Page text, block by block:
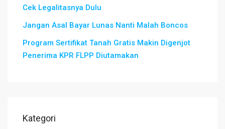
Cek Legalitasnya Dulu
Jangan Asal Bayar Lunas Nanti Malah Boncos
Program Sertifikat Tanah Gratis Makin Digenjot
Penerima KPR FLPP Diutamakan
Kategori